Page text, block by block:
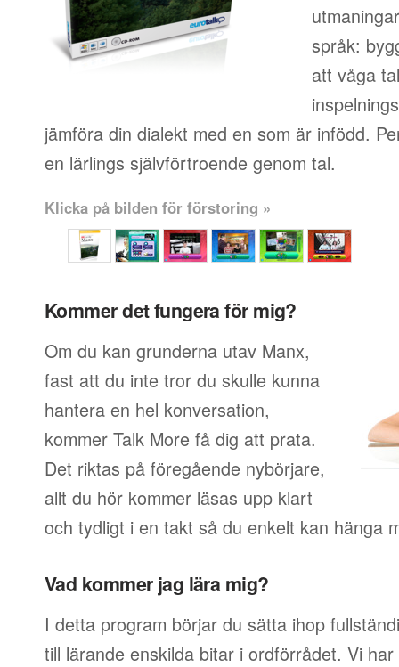
språk:
att våga
jämföra din dialekt med en som är infödd.
en lärlings självförtroende genom tal.
Klicka på bilden för förstoring »
Kommer det fungera för mig?
Om du kan grunderna utav Manx,
fast att du inte tror du skulle kunna
hantera en hel konversation,
kommer Talk More få dig att prata.
Det riktas på föregående nybörjare,
allt du hör kommer läsas upp klart
och tydligt i en takt så du enkelt kan hänga
Vad kommer jag lära mig?
I detta program börjar du sätta ihop
till lärande enskilda bitar i ordförrådet. Vi